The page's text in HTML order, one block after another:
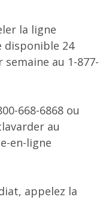
la ligne
disponible 24
au 1-877-
668-6868 ou
au
en-ligne
appelez la